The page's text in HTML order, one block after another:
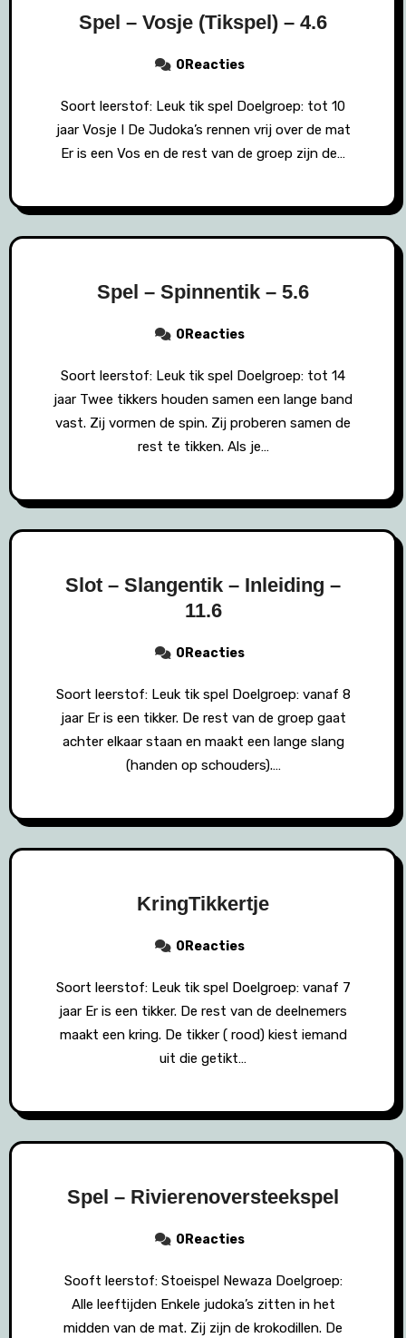
Spel – Vosje (Tikspel) – 4.6
0Reacties
Soort leerstof: Leuk tik spel Doelgroep: tot 10
jaar Vosje I De Judoka’s rennen vrij over de mat
Er is een Vos en de rest van de groep zijn de…
Spel – Spinnentik – 5.6
0Reacties
Soort leerstof: Leuk tik spel Doelgroep: tot 14
jaar Twee tikkers houden samen een lange band
vast. Zij vormen de spin. Zij proberen samen de
rest te tikken. Als je…
Slot – Slangentik – Inleiding –
11.6
0Reacties
Soort leerstof: Leuk tik spel Doelgroep: vanaf 8
jaar Er is een tikker. De rest van de groep gaat
achter elkaar staan en maakt een lange slang
(handen op schouders).…
KringTikkertje
0Reacties
Soort leerstof: Leuk tik spel Doelgroep: vanaf 7
jaar Er is een tikker. De rest van de deelnemers
maakt een kring. De tikker ( rood) kiest iemand
uit die getikt…
Spel – Rivierenoversteekspel
0Reacties
Sooft leerstof: Stoeispel Newaza Doelgroep:
Alle leeftijden Enkele judoka’s zitten in het
midden van de mat. Zij zijn de krokodillen. De